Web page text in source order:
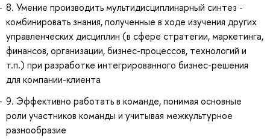
8. Умение производить мультидисциплинарный синтез -
комбинировать знания, полученные в ходе изучения других
управленческих дисциплин (в сфере стратегии, маркетинга,
финансов, организации, бизнес-процессов, технологий и
т.п.) при разработке интегрированного бизнес-решения
для компании-клиента
9. Эффективно работать в команде, понимая основные
роли участников команды и учитывая межкультурное
разнообразие